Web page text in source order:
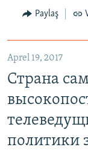
Paylaş
Aprel 19, 2017
Страна
политики